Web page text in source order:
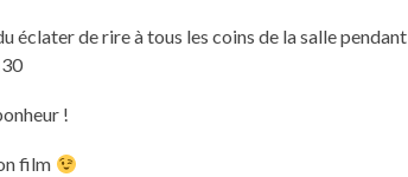
éclater de rire à tous les coins de la salle pendant
!
film